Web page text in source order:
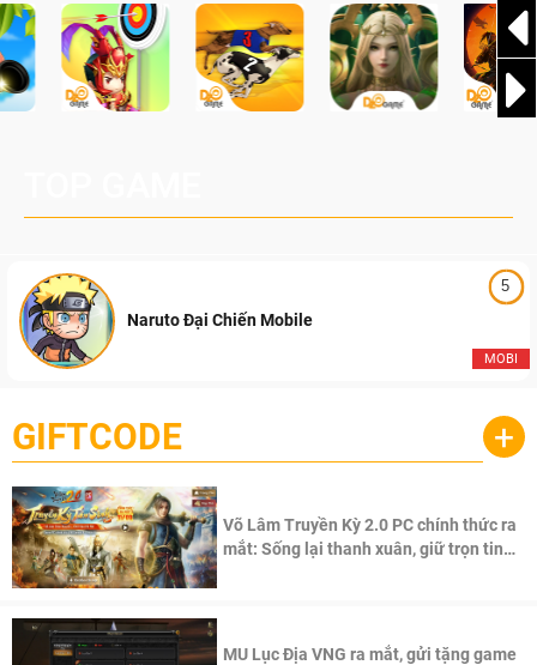
5
MOBI
Naruto Đại Chiến Mobile
GIFTCODE +
Võ Lâm Truyền Kỳ 2.0 PC chính thức ra
mắt: Sống lại thanh xuân, giữ trọn tinh
MU Lục Địa VNG ra mắt, gửi tặng game